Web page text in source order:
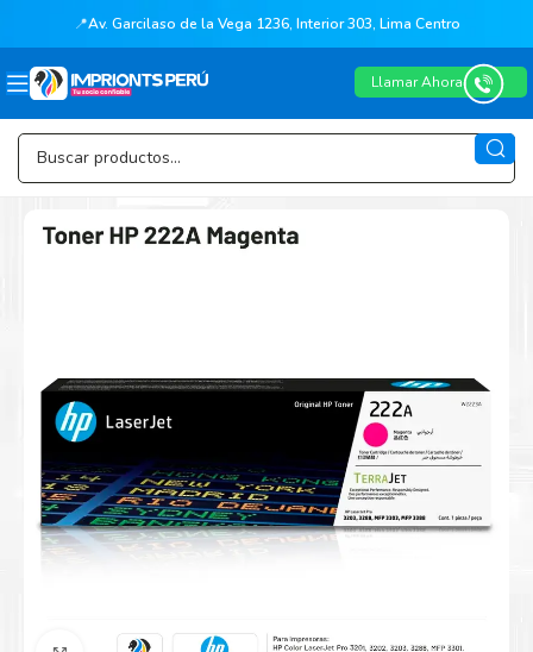
📍Av. Garcilaso de la Vega 1236, Interior 303, Lima Centro
Llamar Ahora